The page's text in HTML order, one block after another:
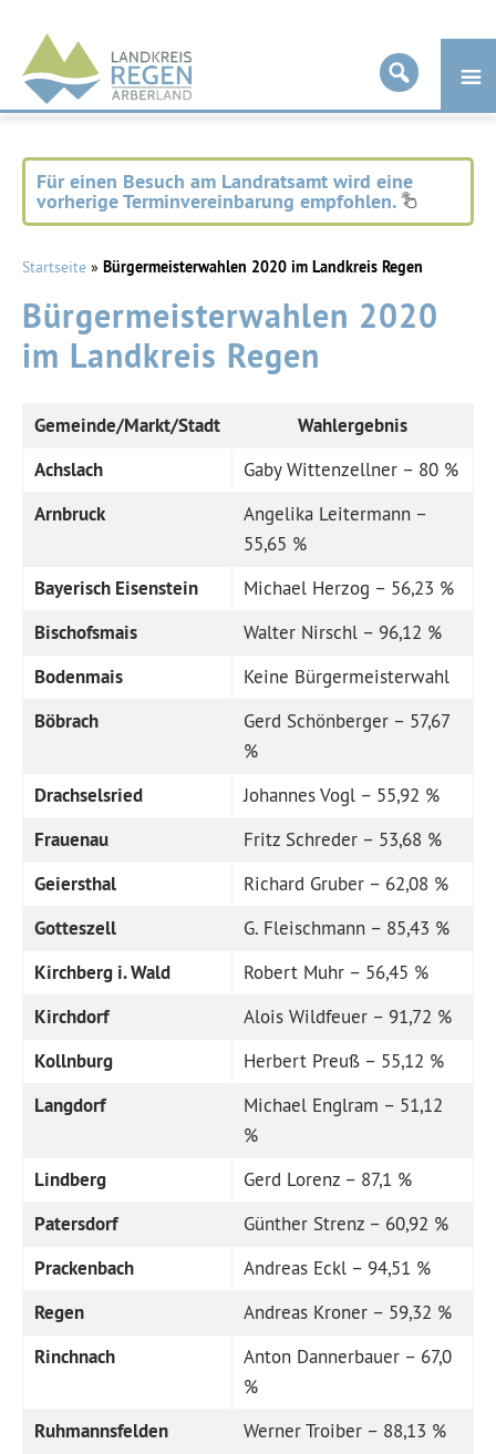
Landkreis
Regen
Für einen Besuch am Landratsamt wird eine
vorherige Terminvereinbarung empfohlen.
Startseite » Bürgermeisterwahlen 2020 im Landkreis Regen
Bürgermeisterwahlen 2020
im Landkreis Regen
Gemeinde/Markt/Stadt
Wahlergebnis
Achslach
Gaby Wittenzellner – 80 %
Arnbruck
Angelika Leitermann –
55,65 %
Bayerisch Eisenstein
Michael Herzog – 56,23 %
Bischofsmais
Walter Nirschl – 96,12 %
Bodenmais
Keine Bürgermeisterwahl
Böbrach
Gerd Schönberger – 57,67
%
Drachselsried
Johannes Vogl – 55,92 %
Frauenau
Fritz Schreder – 53,68 %
Geiersthal
Richard Gruber – 62,08 %
Gotteszell
G. Fleischmann – 85,43 %
Kirchberg i. Wald
Robert Muhr – 56,45 %
Kirchdorf
Alois Wildfeuer – 91,72 %
Kollnburg
Herbert Preuß – 55,12 %
Langdorf
Michael Englram – 51,12
%
Lindberg
Gerd Lorenz – 87,1 %
Patersdorf
Günther Strenz – 60,92 %
Prackenbach
Andreas Eckl – 94,51 %
Regen
Andreas Kroner – 59,32 %
Rinchnach
Anton Dannerbauer – 67,0
%
Ruhmannsfelden
Werner Troiber – 88,13 %